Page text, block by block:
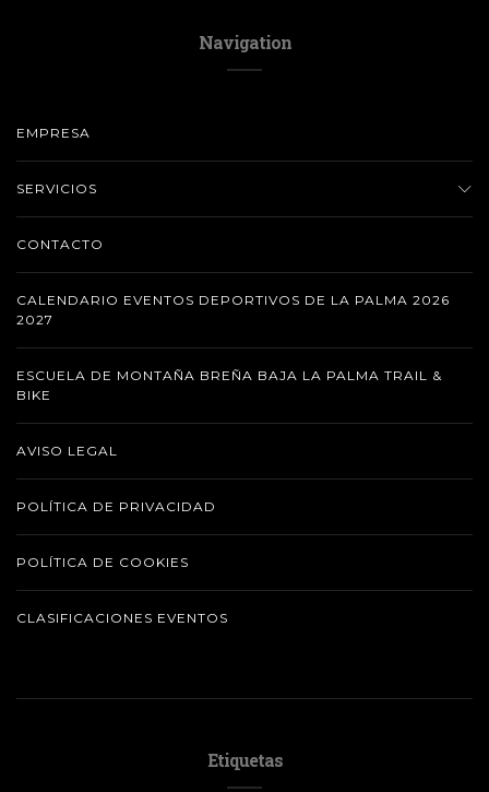
Navigation
EMPRESA
SERVICIOS
CONTACTO
CALENDARIO EVENTOS DEPORTIVOS DE LA PALMA 2026
2027
ESCUELA DE MONTAÑA BREÑA BAJA LA PALMA TRAIL &
BIKE
AVISO LEGAL
POLÍTICA DE PRIVACIDAD
POLÍTICA DE COOKIES
CLASIFICACIONES EVENTOS
Etiquetas